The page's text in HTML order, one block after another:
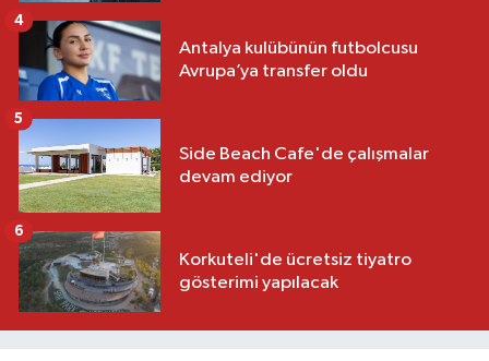
Antalya kulübünün futbolcusu
Avrupa’ya transfer oldu
4
Side Beach Cafe'de çalışmalar
devam ediyor
5
Korkuteli'de ücretsiz tiyatro
gösterimi yapılacak
6